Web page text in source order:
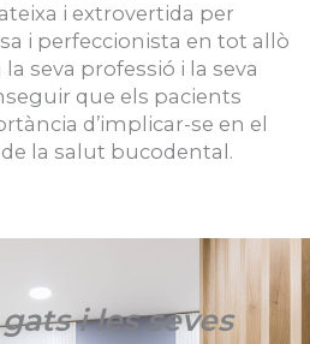
i extrovertida per
i perfeccionista en tot allò
seva professió i la seva
que els pacients
d’implicar-se en el
la salut bucodental.
i les seves